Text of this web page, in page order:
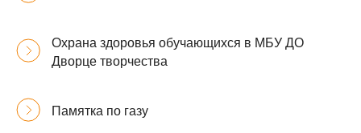
Охрана здоровья обучающихся в МБУ ДО
Дворце творчества
Памятка по газу